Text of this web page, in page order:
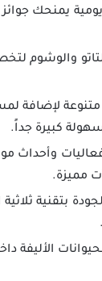
يمنحك
والوشوم
متنوعة لإضافة
كبيرة جداً.
وأحداث
مميزة.
بتقنية
الأليفة